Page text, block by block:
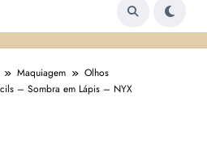
Maquiagem
Olhos
– Sombra em Lápis – NYX